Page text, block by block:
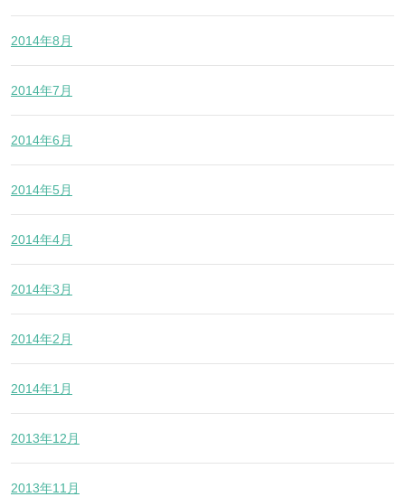
2014年8月
2014年7月
2014年6月
2014年5月
2014年4月
2014年3月
2014年2月
2014年1月
2013年12月
2013年11月